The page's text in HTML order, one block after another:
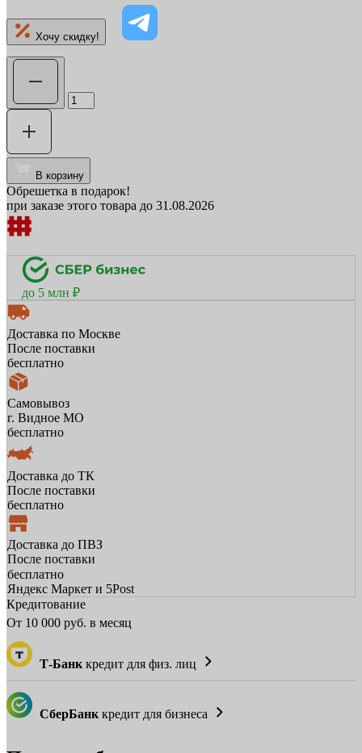
Хочу скидку!
В корзину
Обрешетка в подарок!
при заказе этого товара до 31.08.2026
до 5 млн ₽
Доставка по Москве
После поставки
бесплатно
Самовывоз
г. Видное МО
бесплатно
Доставка до ТК
После поставки
бесплатно
Доставка до ПВЗ
После поставки
бесплатно
Яндекс Маркет и 5Post
Кредитование
От 10 000 руб. в месяц
Т-Банк кредит для физ. лиц
СберБанк кредит для бизнеса